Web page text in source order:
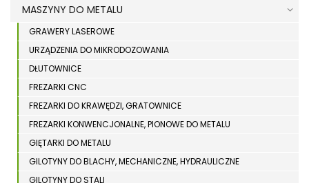
MASZYNY DO METALU
GRAWERY LASEROWE
URZĄDZENIA DO MIKRODOZOWANIA
DŁUTOWNICE
FREZARKI CNC
FREZARKI DO KRAWĘDZI, GRATOWNICE
FREZARKI KONWENCJONALNE, PIONOWE DO METALU
GIĘTARKI DO METALU
GILOTYNY DO BLACHY, MECHANICZNE, HYDRAULICZNE
GILOTYNY DO STALI